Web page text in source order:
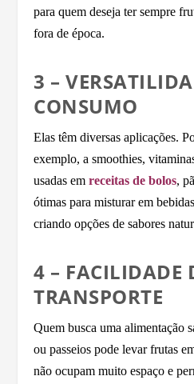
para quem deseja ter sempre
fora de época.
3 –
CONSUMO
Elas têm diversas aplicações.
exemplo, a smoothies,
usadas emreceitas de bolos,
ótimas para misturar em
criando opções de sabores
4 – FACILIDADE
TRANSPORTE
Quem busca uma alimentação
ou passeios pode levar frutas
não ocupam muito espaço e